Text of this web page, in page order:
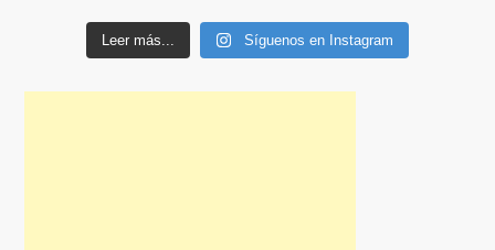
Leer más... Síguenos en Instagram